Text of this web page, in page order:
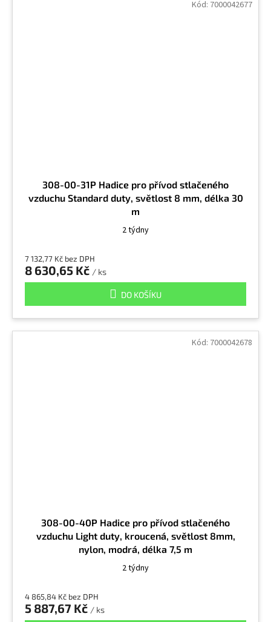
308-00-31P Hadice pro přívod stlačeného
vzduchu Standard duty, světlost 8 mm, délka 30
m
2 týdny
7 132,77 Kč bez DPH
8 630,65 Kč / ks
DO KOŠÍKU
Kód: 7000042677
308-00-40P Hadice pro přívod stlačeného
vzduchu Light duty, kroucená, světlost 8mm,
nylon, modrá, délka 7,5 m
2 týdny
4 865,84 Kč bez DPH
5 887,67 Kč / ks
Kód: 7000042678